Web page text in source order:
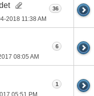
2018 11:38 AM
36
08:05 AM
6
05:51 PM
1